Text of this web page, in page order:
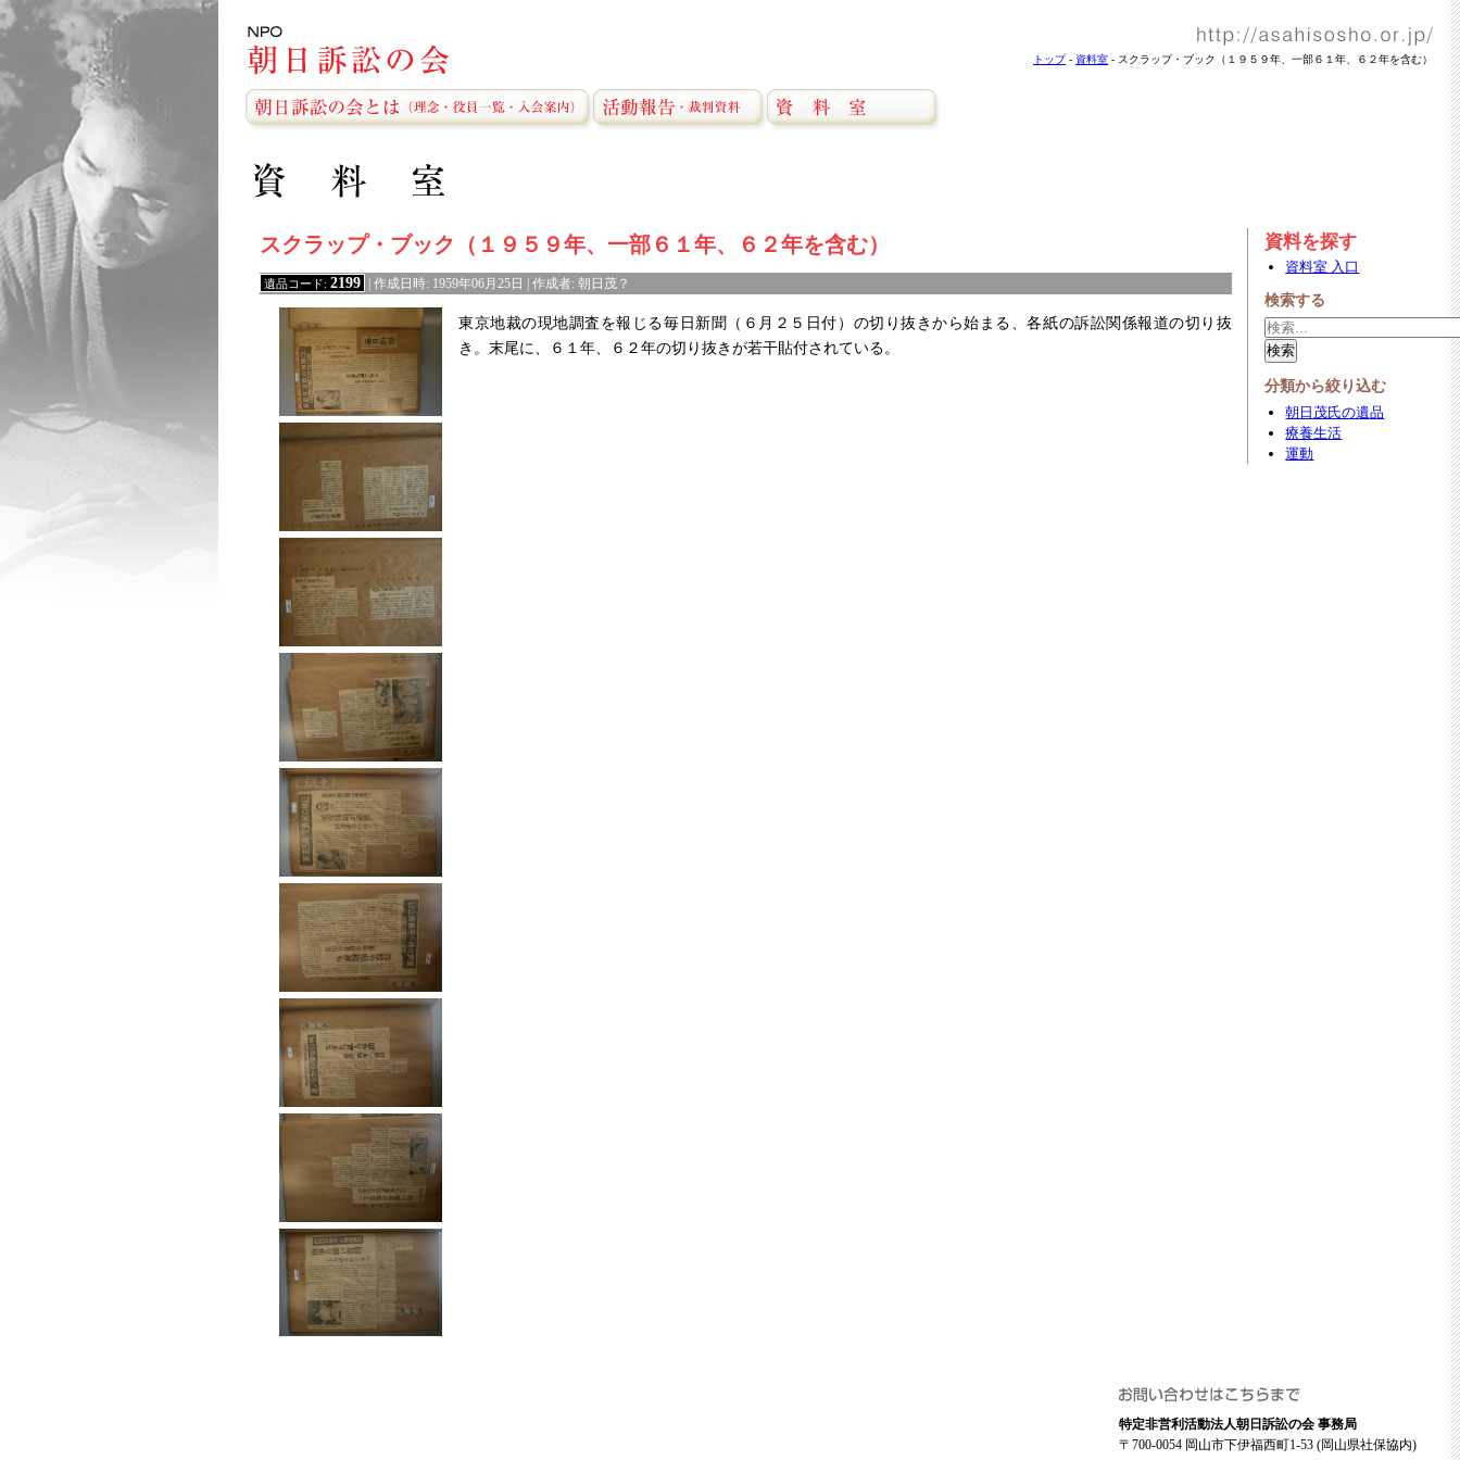
トップ- 資料室 - スクラップ・ブック（１９５９年、一部６１年、６２年を含む）
スクラップ・ブック（１９５９年、一部６１年、６２年を含む）
遺品コード: 2199 | 作成日時: 1959年06月25日 | 作成者: 朝日茂？
東京地裁の現地調査を報じる毎日新聞（６月２５日付）の切り抜きから始まる、各紙の訴訟関係報道の切り抜
き。末尾に、６１年、６２年の切り抜きが若干貼付されている。
資料を探す
資料室 入口
検索する
分類から絞り込む
朝日茂氏の遺品
療養生活
運動
特定非営利活動法人朝日訴訟の会 事務局
〒700-0054 岡山市下伊福西町1-53 (岡山県社保協内)